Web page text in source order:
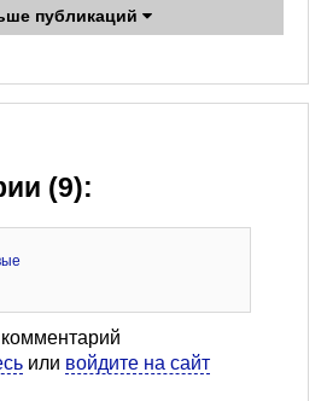
публикаций
(9):
или войдите на сайт